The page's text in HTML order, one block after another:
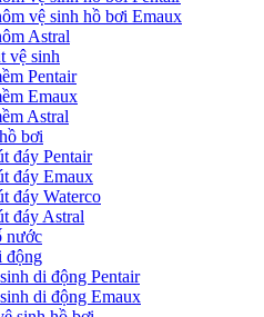
vệ sinh hồ bơi Emaux
Astral
vệ sinh
Pentair
Emaux
Astral
bơi
đáy Pentair
đáy Emaux
đáy Waterco
đáy Astral
nước
động
di động Pentair
di động Emaux